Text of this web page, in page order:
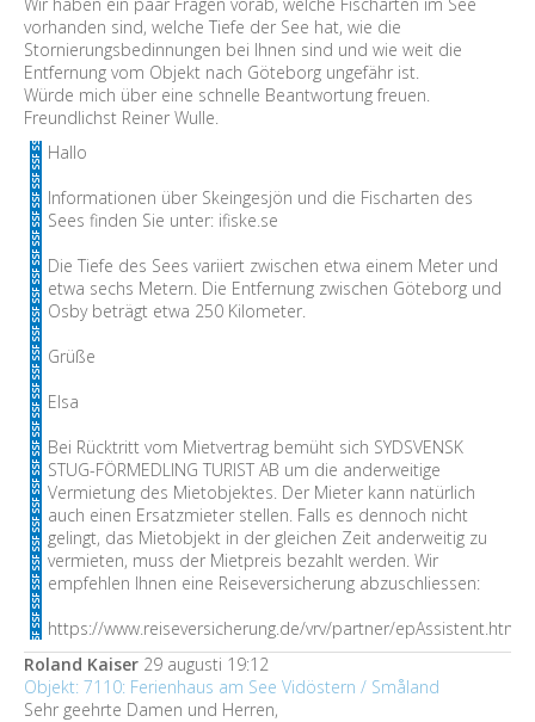
vorhanden sind, welche Tiefe der See hat, wie die
Stornierungsbedinnungen bei Ihnen sind und wie weit die
Entfernung vom Objekt nach Göteborg ungefähr ist.
Würde mich über eine schnelle Beantwortung freuen.
Freundlichst Reiner Wulle.
Hallo
Informationen über Skeingesjön und die Fischarten des
Sees finden Sie unter: ifiske.se
Die Tiefe des Sees variiert zwischen etwa einem Meter und
etwa sechs Metern. Die Entfernung zwischen Göteborg und
Osby beträgt etwa 250 Kilometer.
Grüße
Elsa
Bei Rücktritt vom Mietvertrag bemüht sich SYDSVENSK
STUG-FÖRMEDLING TURIST AB um die anderweitige
Vermietung des Mietobjektes. Der Mieter kann natürlich
auch einen Ersatzmieter stellen. Falls es dennoch nicht
gelingt, das Mietobjekt in der gleichen Zeit anderweitig zu
vermieten, muss der Mietpreis bezahlt werden. Wir
empfehlen Ihnen eine Reiseversicherung abzuschliessen:
https://www.reiseversicherung.de/vrv/partner/
Roland Kaiser 29 augusti 19:12
Objekt: 7110: Ferienhaus am See Vidöstern / Småland
Sehr geehrte Damen und Herren,